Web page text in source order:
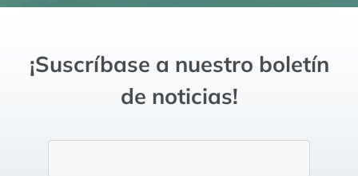
¡Suscríbase a nuestro boletín
de noticias!